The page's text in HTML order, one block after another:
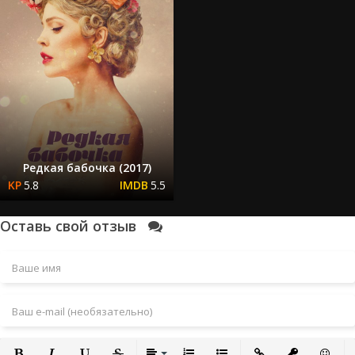
Редкая бабочка (2017)
5.8
5.5
Оставь свой отзыв